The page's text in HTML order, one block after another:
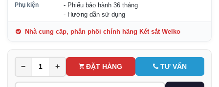
Phụ kiện
- Phiếu bảo hành 36 tháng
- Hướng dẫn sử dụng
Nhà cung cấp, phân phối chính hãng Két sắt Welko
− + ĐẶT HÀNG TƯ VẤN